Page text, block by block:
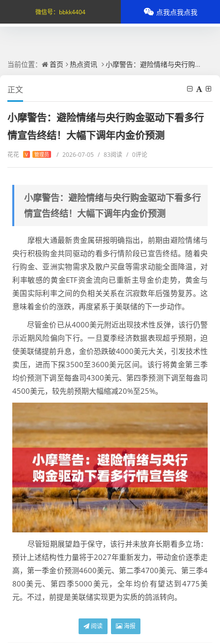
当前位置： 首页 热点资讯 小摩警告：避险情绪与央行购金驱动下看多行情宣告终结！大幅下调年内金价预测
正文
小摩警告：避险情绪与央行购金驱动下看多行
情宣告终结！大幅下调年内金价预测
花花 V 管理员 / 2026-07-05 / 83阅读 / 0评论
小摩警告：避险情绪与央行购金驱动下看多行
情宣告终结！大幅下调年内金价预测
摩根大通最新贵金属研报明确指出，前期由避险情绪与
央行积极购金共同驱动的看多行情阶段已宣告终结。随着央
行购金、亚洲实物需求及散户买盘等需求动能全面降温，对
利率敏感的黄金ETF资金流向已重新主导金价走势，黄金与
美国实际利率之间的负相关关系在沉寂数年后强势复苏。这
意味着金价的涨跌，再度紧系于美联储的下一步动作。
尽管金价已从4000美元附近出现技术性反弹，该行仍警
示近期风险偏向下行。一旦夏季经济数据表现超乎预期，迫
使美联储提前升息，金价恐跌破4000美元大关，引发技术性
卖压，进而下探3500至3600美元区间。该行将黄金第三季
均价预测下调至每盎司4300美元、第四季预测下调至每盎司
4500美元，较先前预期大幅缩减20%至25%。
尽管短期展望趋于保守，该行并未放弃长期看多立场：
预计上述结构性力量将于2027年重新发力，带动金价逐季走
高，第一季金价预测4600美元、第二季4700美元、第三季4
800美元、第四季5000美元，全年均价有望达到4775美
元。不过，前提是美联储实现更为实质的鸽派转向。
阅读 海报
微信号： bbkk4404 点我点我点我